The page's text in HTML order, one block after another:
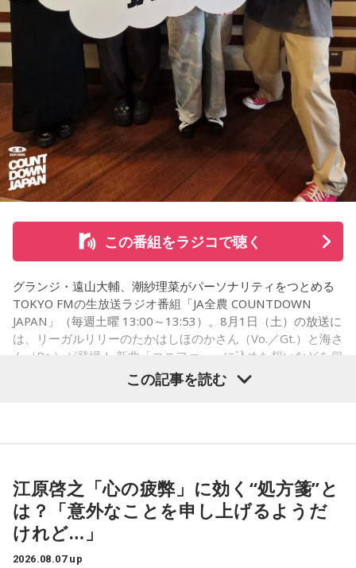
いうのは本当にいいことなのかなと思います」
※インタビュアー：文化放送・斉藤一美アナウンサー
「友人と遊んだ時に言われたあの一言がずっとモヤモヤして
「優柔不断な性格のせいで、こんな事が…」
あなたの人生相談を送ってください。その相談を受け、中島
健人が遊戯王の話をします。
※ メールの件名は「決闘」でお願いします。
◎「中島健人イメージランキング」
街の人に調査したら、中島健人が1位にランクインしそうな
「ランキングのタイトルだけ」を送ってきてください。
＜例＞
・家の照明、指パッチンで消してそうランキング
・コンビニで「温めますか？」とか「レジ袋はいります
か？」とか聞かれる前に全部先に言ってきそうな男ランキン
※ メールの件名は「ランキング」でお願いします。
■番組タイトル：ニッポン放送『中島健人のオールナイトニッ
ポン』
■放送日時：2026年8月14日（金） 25時～27時 （15日
（土）午前1時〜3時）
この番組をラジコで聴く
グランジ・遠山大輔、潮紗理菜がパーソナリティをつとめる
TOKYO FMの生放送ラジオ番組「JA全農 COUNTDOWN
JAPAN」（毎週土曜 13:00～13:53）。8月1日（土）の放送に
は、リーガルリリーのたかはしほのかさん（Vo.／Gt.）と海さ
ん（Ba.）が登場！ 新曲「コニファー」に込めた想いなどを伺
◆“真逆な作り方”で楽曲制作
リーガルリリーは高校在学時から注目を集め、国内大型ロッ
この記事を読む
江原啓之「心の疲弊」に効く“処方箋”と
は？「意外なことを申し上げるようだ
けれど…」
2026.08.07 up